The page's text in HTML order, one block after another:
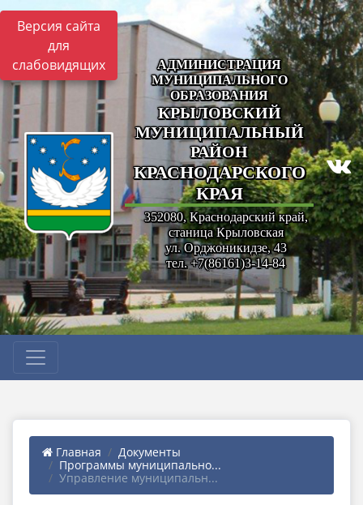
Версия сайта
для
слабовидящих
АДМИНИСТРАЦИЯ
МУНИЦИПАЛЬНОГО
ОБРАЗОВАНИЯ
КРЫЛОВСКИЙ
МУНИЦИПАЛЬНЫЙ
РАЙОН
КРАСНОДАРСКОГО
КРАЯ
352080, Краснодарский край,
станица Крыловская
ул. Орджоникидзе, 43
тел. +7(86161)3-14-84
Главная
Документы
Программы муниципально...
Управление муниципальн...